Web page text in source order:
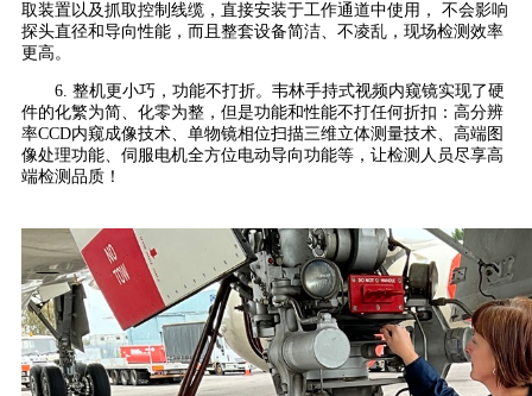
取装置以及抓取控制线缆，直接安装于工作通道中使用， 不会影响
探头直径和导向性能，而且整套设备简洁、不凌乱，现场检测效率
更高。
6. 整机更小巧，功能不打折。韦林手持式视频内窥镜实现了硬
件的化繁为简、化零为整，但是功能和性能不打任何折扣：高分辨
率CCD内窥成像技术、单物镜相位扫描三维立体测量技术、高端图
像处理功能、伺服电机全方位电动导向功能等，让检测人员尽享高
端检测品质！